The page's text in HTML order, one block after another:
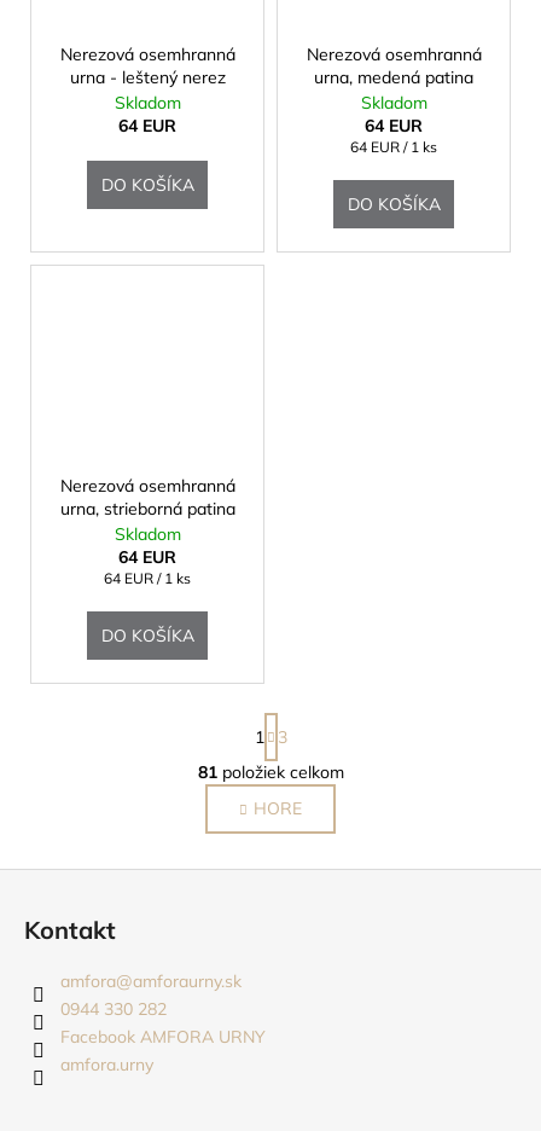
Nerezová osemhranná
urna - leštený nerez
Skladom
64 EUR
DO KOŠÍKA
Nerezová osemhranná
urna, medená patina
Skladom
64 EUR
Jednotková
64 EUR / 1 ks
DO KOŠÍKA
Nerezová osemhranná
urna, strieborná patina
Skladom
64 EUR
Jednotková
64 EUR / 1 ks
DO KOŠÍKA
O
v
l
á
S
t
r
á
n
k
1
3
81položiek celkom
HORE
Kontakt
amfora@amforaurny.sk
0944 330 282
Facebook AMFORA URNY
amfora.urny